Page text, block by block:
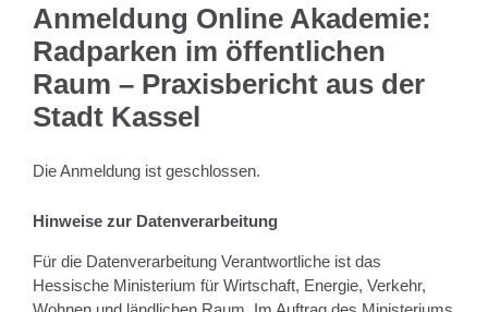
Anmeldung Online Akademie:
Radparken im öffentlichen
Raum – Praxisbericht aus der
Stadt Kassel
Die Anmeldung ist geschlossen.
Hinweise zur Datenverarbeitung
Für die Datenverarbeitung Verantwortliche ist das
Hessische Ministerium für Wirtschaft, Energie, Verkehr,